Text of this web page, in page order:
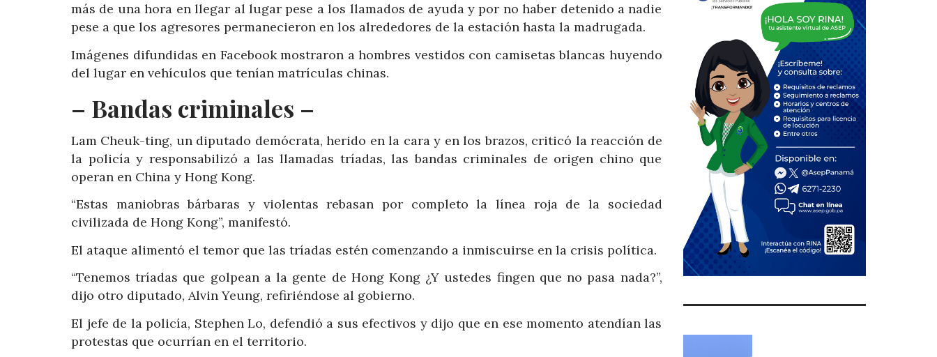
más de una hora en llegar al lugar pese a los llamados de ayuda y por no haber detenido a nadie
pese a que los agresores permanecieron en los alrededores de la estación hasta la madrugada.
Imágenes difundidas en Facebook mostraron a hombres vestidos con camisetas blancas huyendo
del lugar en vehículos que tenían matrículas chinas.
– Bandas criminales –
Lam Cheuk-ting, un diputado demócrata, herido en la cara y en los brazos, criticó la reacción de
la policía y responsabilizó a las llamadas tríadas, las bandas criminales de origen chino que
operan en China y Hong Kong.
“Estas maniobras bárbaras y violentas rebasan por completo la línea roja de la sociedad
civilizada de Hong Kong”, manifestó.
El ataque alimentó el temor que las tríadas estén comenzando a inmiscuirse en la crisis política.
“Tenemos tríadas que golpean a la gente de Hong Kong ¿Y ustedes fingen que no pasa nada?”,
dijo otro diputado, Alvin Yeung, refiriéndose al gobierno.
El jefe de la policía, Stephen Lo, defendió a sus efectivos y dijo que en ese momento atendían las
protestas que ocurrían en el territorio.